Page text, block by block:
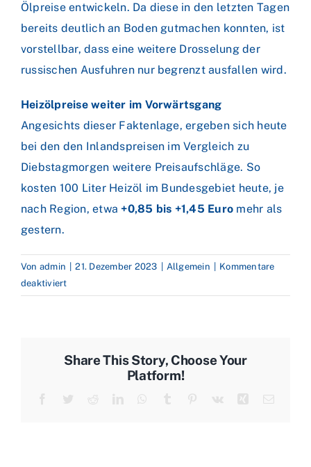
Ölpreise entwickeln. Da diese in den letzten Tagen
bereits deutlich an Boden gutmachen konnten, ist
vorstellbar, dass eine weitere Drosselung der
russischen Ausfuhren nur begrenzt ausfallen wird.
Heizölpreise weiter im Vorwärtsgang
Angesichts dieser Faktenlage, ergeben sich heute
bei den den Inlandspreisen im Vergleich zu
Diebstagmorgen weitere Preisaufschläge. So
kosten 100 Liter Heizöl im Bundesgebiet heute, je
nach Region, etwa +0,85 bis +1,45 Euro mehr als
gestern.
Von admin 21. Dezember 2023 Allgemein
Kommentare
deaktiviertfür
Eskalation
treibt
Share This Story, Choose Your
Platform!